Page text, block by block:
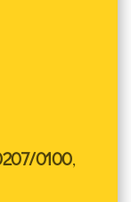
0100,